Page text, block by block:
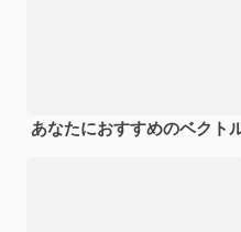
あなたにおすすめのベクト